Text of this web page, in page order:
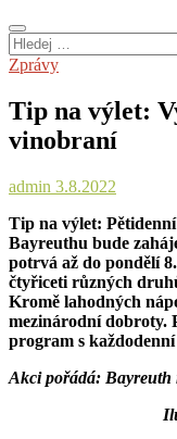
Hledej
…
Zprávy
Tip na výlet:
vinobraní
admin 3.8.2022
Tip na výlet:
Bayreuthu bude
potrvá až do pondělí
čtyřiceti různých
Kromě lahodných
mezinárodní dobroty.
program s
Akci pořádá: Bayreuth